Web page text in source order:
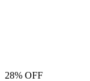
28% OFF